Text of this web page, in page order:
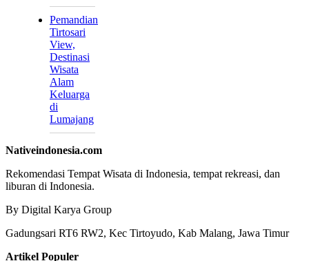
Pemandian
Tirtosari
View,
Destinasi
Wisata
Alam
Keluarga
di
Lumajang
Nativeindonesia.com
Rekomendasi Tempat Wisata di Indonesia, tempat rekreasi, dan
liburan di Indonesia.
By Digital Karya Group
Gadungsari RT6 RW2, Kec Tirtoyudo, Kab Malang, Jawa Timur
Artikel Populer